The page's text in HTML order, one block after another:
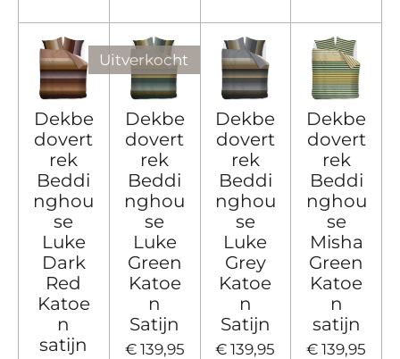
Dekbe
dovert
rek
Beddi
nghou
se
Luke
Dark
Red
Katoe
n
satijn
Uitverkocht
Dekbe
dovert
rek
Beddi
nghou
se
Luke
Green
Katoe
n
Satijn
€ 139,95
Dekbe
dovert
rek
Beddi
nghou
se
Luke
Grey
Katoe
n
Satijn
€ 139,95
Dekbe
dovert
rek
Beddi
nghou
se
Misha
Green
Katoe
n
satijn
€ 139,95